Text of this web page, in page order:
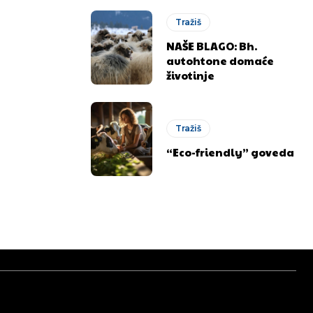
Tražiš
NAŠE BLAGO: Bh.
autohtone domaće
životinje
Tražiš
“Eco-friendly” goveda